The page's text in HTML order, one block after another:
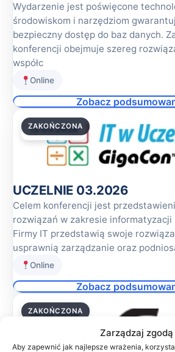
Zarządzaj zgodą
Aby zapewnić jak najlepsze wrażenia,
Wydarzenie jest poświęcone
środowiskom i narzędziom
bezpieczny dostęp do baz danych.
konferencji obejmuje szereg
współc
Online
Zobacz
12.03.2026
ZAKOŃCZONA
UCZELNIE 03.2026
Celem konferencji jest
rozwiązań w zakresie informatyzacji
Firmy IT przedstawią swoje
usprawnią zarządzanie oraz
Online
Zobacz
26.02.2026
ZAKOŃCZONA